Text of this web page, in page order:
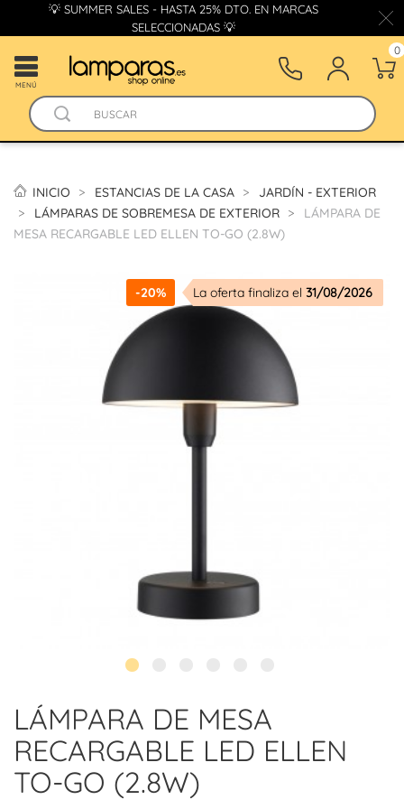
💡 SUMMER SALES - HASTA 25% DTO. EN MARCAS
SELECCIONADAS 💡
MENÚ
0
INICIO ESTANCIAS DE LA CASA
JARDÍN - EXTERIOR
LÁMPARAS DE SOBREMESA DE EXTERIOR
LÁMPARA DE
MESA RECARGABLE LED ELLEN TO-GO (2.8W)
-20% La oferta finaliza el 31/08/2026
LÁMPARA DE MESA
RECARGABLE LED ELLEN
TO-GO (2.8W)